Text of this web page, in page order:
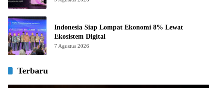
Indonesia Siap Lompat Ekonomi 8% Lewat
Ekosistem Digital
7 Agustus 2026
Terbaru